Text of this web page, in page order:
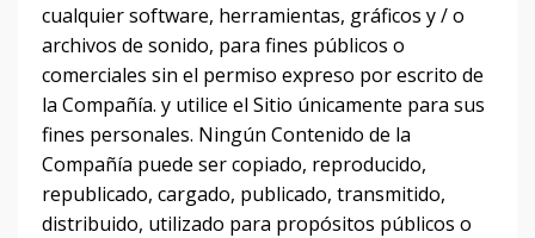
cualquier software, herramientas, gráficos y / o
archivos de sonido, para fines públicos o
comerciales sin el permiso expreso por escrito de
la Compañía. y utilice el Sitio únicamente para sus
fines personales. Ningún Contenido de la
Compañía puede ser copiado, reproducido,
republicado, cargado, publicado, transmitido,
distribuido, utilizado para propósitos públicos o